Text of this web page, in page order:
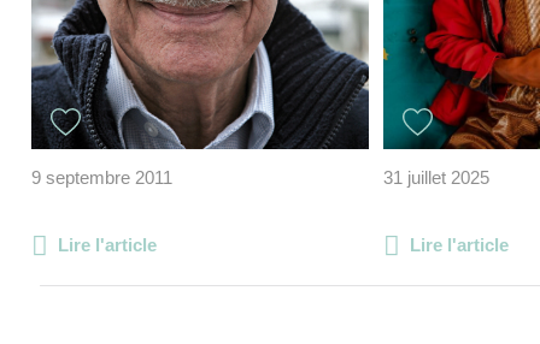
9 septembre 2011
Lire l'article
31 juillet 2025
Lire l'article